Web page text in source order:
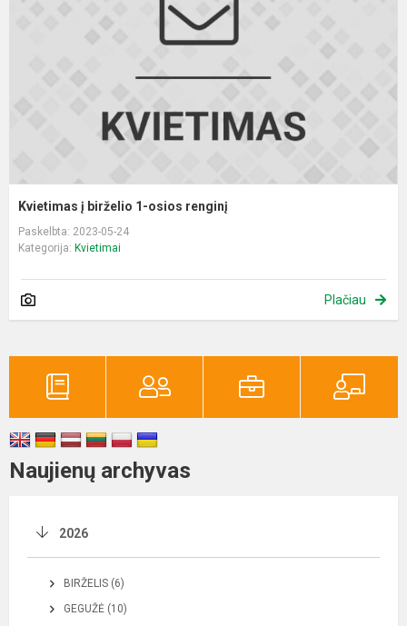
Kvietimas į birželio 1-osios renginį
Paskelbta: 2023-05-24
Kategorija: Kvietimai
Plačiau
Naujienų archyvas
2026
BIRŽELIS (6)
GEGUŽĖ (10)